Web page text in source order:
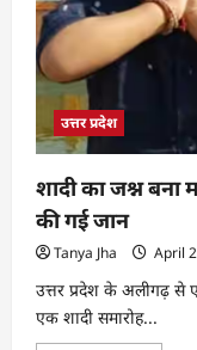
उत्तर प्रदेश
शादी का जश्न
की गई जान
Tanya Jha April
उत्तर प्रदेश के अलीगढ़ से
एक शादी समारोह...